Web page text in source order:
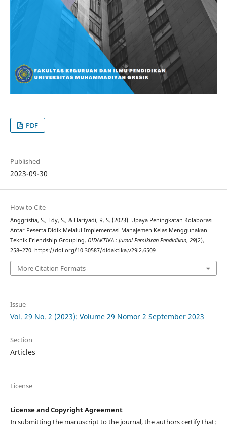
PDF
Published
2023-09-30
How to Cite
Anggristia, S., Edy, S., & Hariyadi, R. S. (2023). Upaya Peningkatan Kolaborasi
Antar Peserta Didik Melalui Implementasi Manajemen Kelas Menggunakan
Teknik Friendship Grouping. DIDAKTIKA : Jurnal Pemikiran Pendidikan, 29(2),
258–270. https://doi.org/10.30587/didaktika.v29i2.6509
More Citation Formats
Issue
Vol. 29 No. 2 (2023): Volume 29 Nomor 2 September 2023
Section
Articles
License
License and Copyright Agreement
In submitting the manuscript to the journal, the authors certify that: